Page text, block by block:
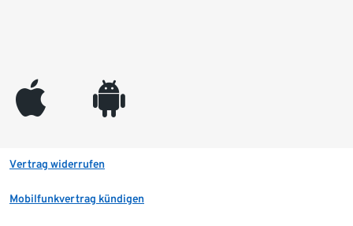
appleinc android
Vertrag widerrufen
Mobilfunkvertrag kündigen